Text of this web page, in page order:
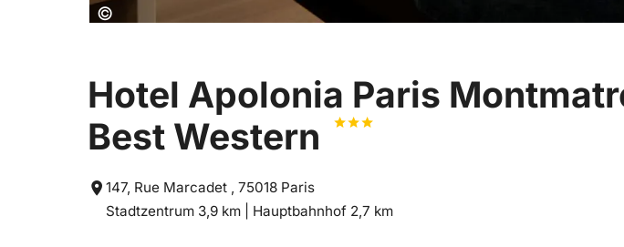
Copyright:
©
Hotel Apolonia Paris
Best Western
147, Rue Marcadet , 75018 Paris
Entfernung
Stadtzentrum 3,9 km | Entfernung
Hauptbahnhof 2,7 km